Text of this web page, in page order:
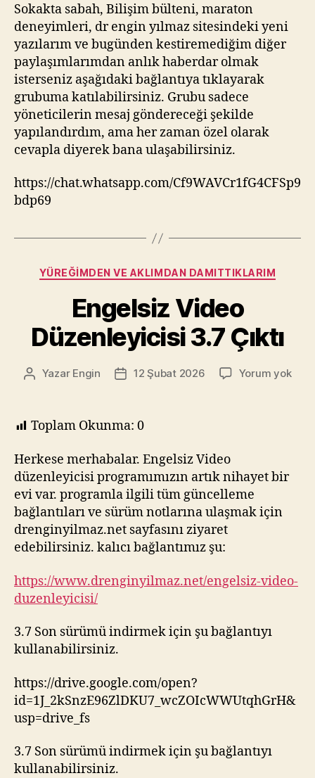
Sokakta sabah, Bilişim bülteni, maraton
deneyimleri, dr engin yılmaz sitesindeki yeni
yazılarım ve bugünden kestiremediğim diğer
paylaşımlarımdan anlık haberdar olmak
isterseniz aşağıdaki bağlantıya tıklayarak
grubuma katılabilirsiniz. Grubu sadece
yöneticilerin mesaj göndereceği şekilde
yapılandırdım, ama her zaman özel olarak
cevapla diyerek bana ulaşabilirsiniz.
https://chat.whatsapp.com/Cf9WAVCr1fG4CFSp9
bdp69
Kategoriler
YÜREĞIMDEN VE AKLIMDAN DAMITTIKLARIM
Engelsiz Video
Düzenleyicisi 3.7 Çıktı
Yazının
Yazar Engin
Yazı12 Şubat 2026 Yorum yok
Toplam Okunma: 0
Herkese merhabalar. Engelsiz Video
düzenleyicisi programımızın artık nihayet bir
evi var. programla ilgili tüm güncelleme
bağlantıları ve sürüm notlarına ulaşmak için
drenginyilmaz.net sayfasını ziyaret
edebilirsiniz. kalıcı bağlantımız şu:
https://www.drenginyilmaz.net/engelsiz-video-
duzenleyicisi/
3.7 Son sürümü indirmek için şu bağlantıyı
kullanabilirsiniz.
https://drive.google.com/open?
id=1J_2kSnzE96ZlDKU7_wcZOIcWWUtqhGrH&
usp=drive_fs
3.7 Son sürümü indirmek için şu bağlantıyı
kullanabilirsiniz.